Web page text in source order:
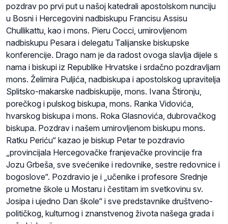
pozdrav po prvi put u našoj katedrali apostolskom nunciju
u Bosni i Hercegovini nadbiskupu Francisu Assisu
Chullikattu, kao i mons. Pieru Cocci, umirovljenom
nadbiskupu Pesara i delegatu Talijanske biskupske
konferencije. Drago nam je da radost ovoga slavlja dijele s
nama i biskupi iz Republike Hrvatske i srdačno pozdravljam
mons. Želimira Puljića, nadbiskupa i apostolskog upravitelja
Splitsko-makarske nadbiskupije, mons. Ivana Štironju,
porečkog i pulskog biskupa, mons. Ranka Vidovića,
hvarskog biskupa i mons. Roka Glasnovića, dubrovačkog
biskupa. Pozdrav i našem umirovljenom biskupu mons.
Ratku Periću“ kazao je biskup Petar te pozdravio
„provincijala Hercegovačke franjevačke provincije fra
Jozu Grbeša, sve svećenike i redovnike, sestre redovnice i
bogoslove“. Pozdravio je i „učenike i profesore Srednje
prometne škole u Mostaru i čestitam im svetkovinu sv.
Josipa i ujedno Dan škole“ i sve predstavnike društveno-
političkog, kulturnog i znanstvenog života našega grada i